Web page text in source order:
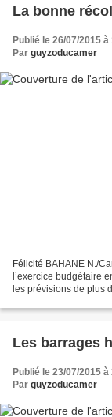
La bonne
Publié le 26/07/2015 à
Par guyzoducamer
Félicité BAHANE N./
l’exercice budgétaire
les prévisions de plus
Les barrages
Publié le 23/07/2015 à
Par guyzoducamer